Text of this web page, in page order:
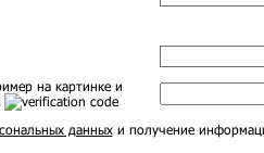
на картинке и
данныхи получение